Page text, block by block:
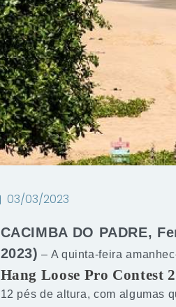
03/03/2023
CACIMBA DO PADRE,
2023) – A quinta-feira
Hang Loose Pro Contest
12 pés de altura, com algumas